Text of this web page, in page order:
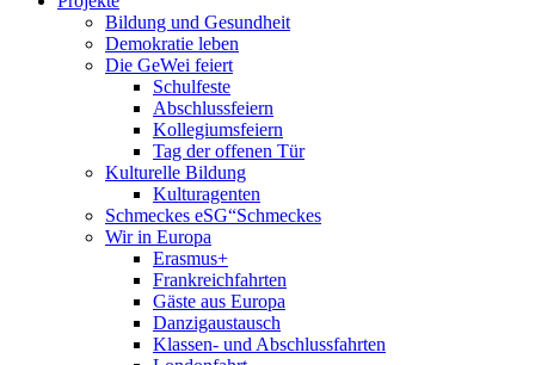
Bildung und Gesundheit
Demokratie leben
Die GeWei feiert
Schulfeste
Abschlussfeiern
Kollegiumsfeiern
Tag der offenen Tür
Kulturelle Bildung
Kulturagenten
Schmeckes eSG“Schmeckes
Wir in Europa
Erasmus+
Frankreichfahrten
Gäste aus Europa
Danzigaustausch
Klassen- und Abschlussfahrten